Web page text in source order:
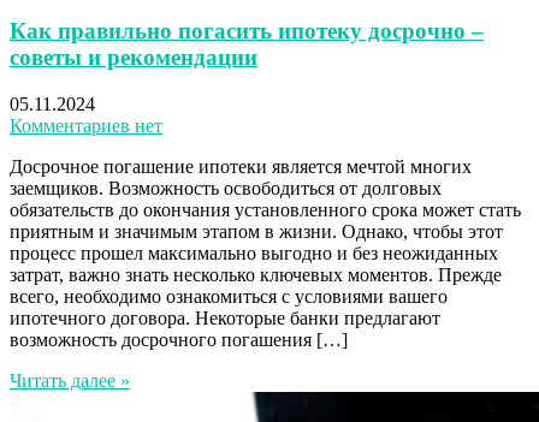
Как правильно погасить ипотеку досрочно –
советы и рекомендации
05.11.2024
Комментариев нет
Досрочное погашение ипотеки является мечтой многих
заемщиков. Возможность освободиться от долговых
обязательств до окончания установленного срока может стать
приятным и значимым этапом в жизни. Однако, чтобы этот
процесс прошел максимально выгодно и без неожиданных
затрат, важно знать несколько ключевых моментов. Прежде
всего, необходимо ознакомиться с условиями вашего
ипотечного договора. Некоторые банки предлагают
возможность досрочного погашения […]
Читать далее »